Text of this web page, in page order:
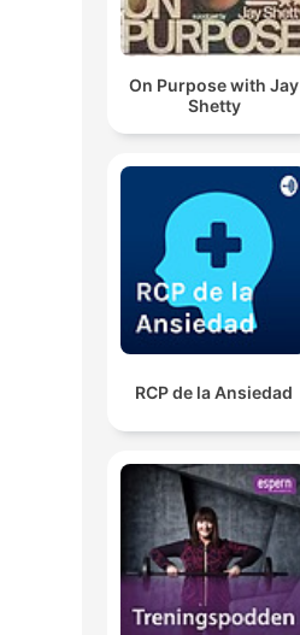
On Purpose with Jay
Shetty
RCP de la Ansiedad